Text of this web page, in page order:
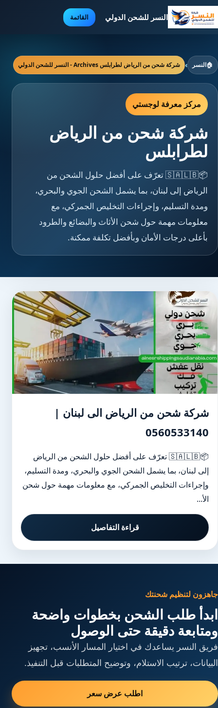
النسر للشحن الدولي القائمة
🏠النسر › شركة شحن من الرياض لطرابلس Archives - النسر للشحن الدولي
مركز معرفة لوجستي
شركة شحن من الرياض
لطرابلس
📦🇸🇦🇱🇧 تعرّف على أفضل حلول الشحن من
الرياض إلى لبنان، بما يشمل الشحن الجوي والبحري،
ومدة التسليم، وإجراءات التخليص الجمركي، مع
معلومات مهمة حول شحن الأثاث والبضائع والطرود
بأعلى درجات الأمان وبأفضل تكلفة ممكنة.
شركة شحن من الرياض الى لبنان |
0560533140
📦🇸🇦🇱🇧 تعرّف على أفضل حلول الشحن من الرياض
إلى لبنان، بما يشمل الشحن الجوي والبحري، ومدة التسليم،
وإجراءات التخليص الجمركي، مع معلومات مهمة حول شحن
الأ...
قراءة التفاصيل
جاهزون لتنظيم شحنتك
ابدأ طلب الشحن بخطوات واضحة
ومتابعة دقيقة حتى الوصول
فريق النسر يساعدك في اختيار المسار الأنسب، تجهيز
البيانات، ترتيب الاستلام، وتوضيح المتطلبات قبل التنفيذ.
اطلب عرض سعر